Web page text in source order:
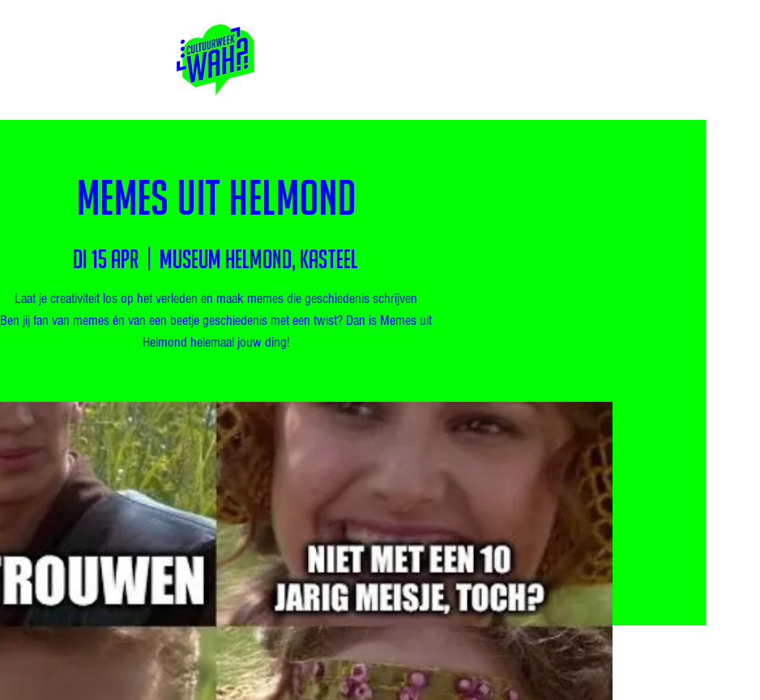
Memes uit Helmond
di 15 apr Museum Helmond, Kasteel
Laat je creativiteit los op het verleden en maak memes die geschiedenis schrijven
Ben jij fan van memes én van een beetje geschiedenis met een twist? Dan is Memes uit
Helmond helemaal jouw ding!